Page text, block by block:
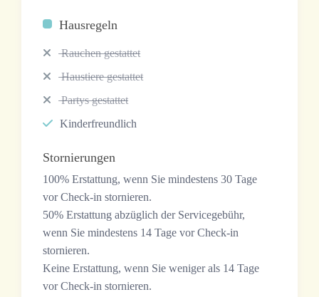
Hausregeln
Rauchen gestattet
Haustiere gestattet
Partys gestattet
Kinderfreundlich
Stornierungen
100% Erstattung, wenn Sie mindestens 30 Tage
vor Check-in stornieren.
50% Erstattung abzüglich der Servicegebühr,
wenn Sie mindestens 14 Tage vor Check-in
stornieren.
Keine Erstattung, wenn Sie weniger als 14 Tage
vor Check-in stornieren.